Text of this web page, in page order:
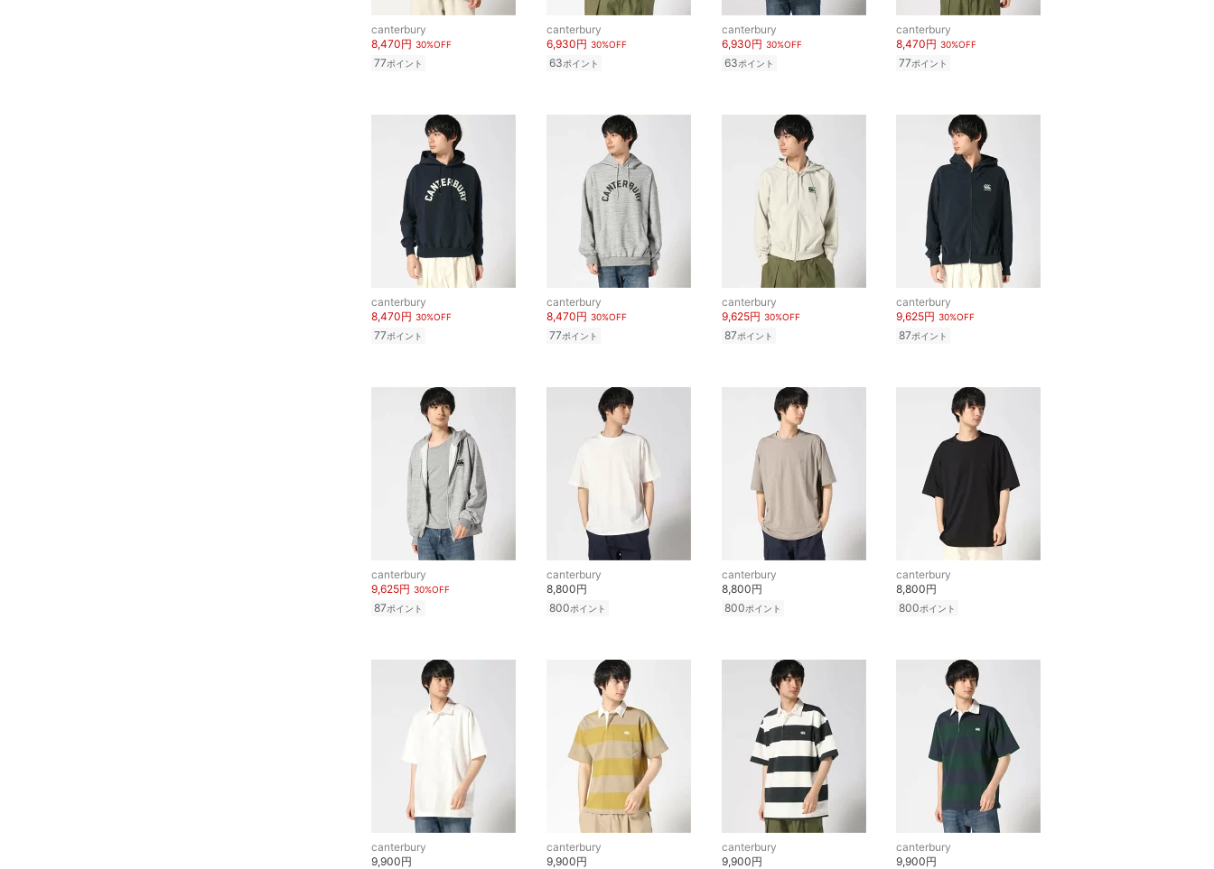
canterbury
8,470円 30%OFF
77ポイント
canterbury
6,930円 30%OFF
63ポイント
canterbury
6,930円 30%OFF
63ポイント
canterbury
8,470円 30%OFF
77ポイント
canterbury
8,470円 30%OFF
77ポイント
canterbury
8,470円 30%OFF
77ポイント
canterbury
9,625円 30%OFF
87ポイント
canterbury
9,625円 30%OFF
87ポイント
canterbury
9,625円 30%OFF
87ポイント
canterbury
8,800円
800ポイント
canterbury
8,800円
800ポイント
canterbury
8,800円
800ポイント
canterbury
9,900円
canterbury
9,900円
canterbury
9,900円
canterbury
9,900円